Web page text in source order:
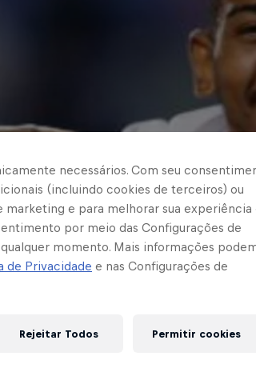
necessários. Com seu
(incluindo cookies de terceiros) ou
marketing e para melhorar sua experiência
por meio das Configurações de
momento. Mais informações
de Privacidade e nas Configurações de
Rejeitar Todos Permitir cookies